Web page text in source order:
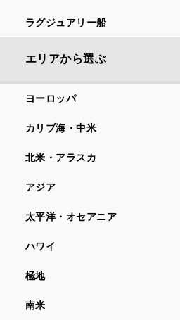
ラグジュアリー船
エリアから選ぶ
ヨーロッパ
カリブ海・中米
北米・アラスカ
アジア
太平洋・オセアニア
ハワイ
極地
南米